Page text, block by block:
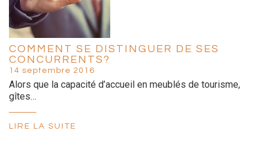
COMMENT SE DISTINGUER DE SES
CONCURRENTS?
14 septembre 2016
Alors que la capacité d’accueil en meublés de tourisme,
gîtes…
LIRE LA SUITE